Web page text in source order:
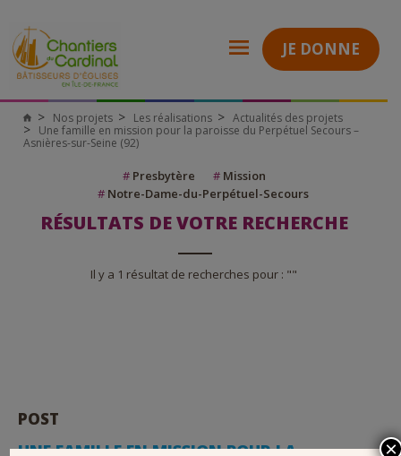
JE DONNE
Nos projets Les réalisations
Actualités des projets
Une famille en mission pour la paroisse du Perpétuel Secours –
Asnières-sur-Seine (92)
#Presbytère #Mission
#Notre-Dame-du-Perpétuel-Secours
RÉSULTATS DE VOTRE RECHERCHE
Il y a 1 résultat de recherches pour : ""
POST
UNE FAMILLE EN MISSION POUR LA
×